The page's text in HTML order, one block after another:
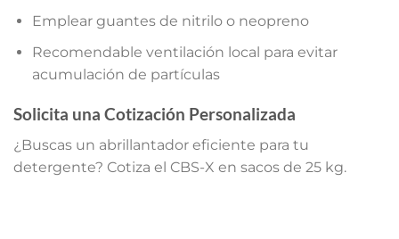
Emplear guantes de nitrilo o neopreno
Recomendable ventilación local para evitar
acumulación de partículas
Solicita una Cotización Personalizada
¿Buscas un abrillantador eficiente para tu
detergente? Cotiza el CBS-X en sacos de 25 kg.